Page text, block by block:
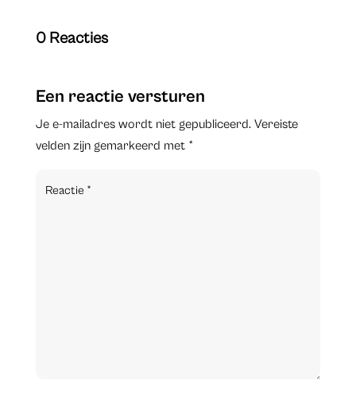
0 Reacties
Een reactie versturen
Je e-mailadres wordt niet gepubliceerd. Vereiste
velden zijn gemarkeerd met *